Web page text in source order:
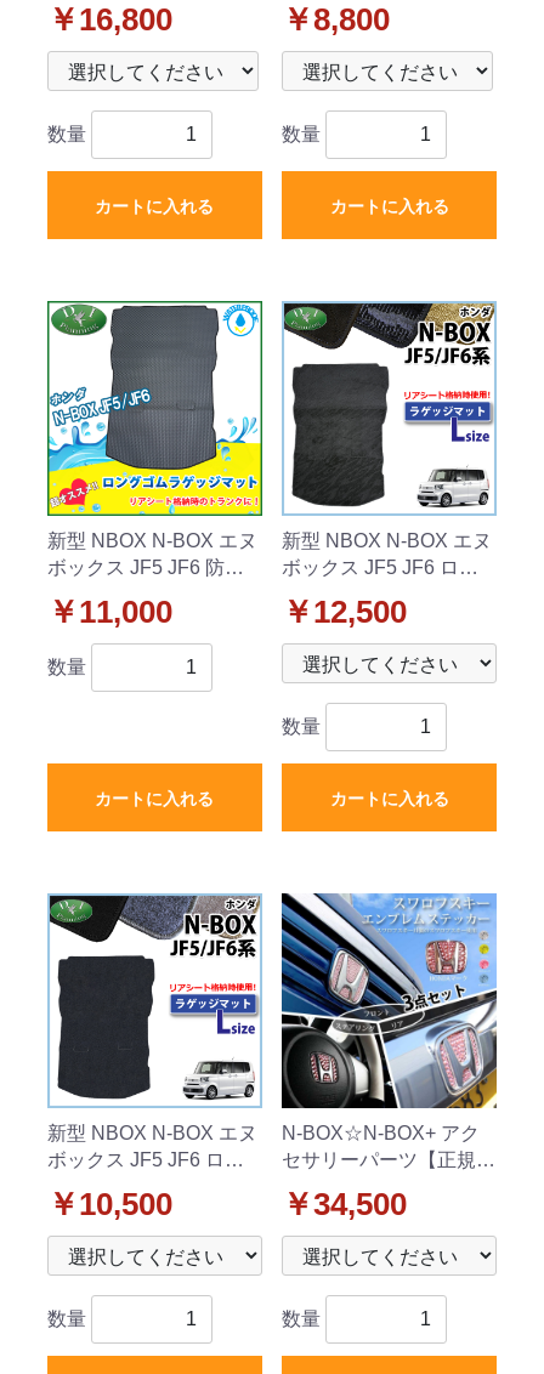
シリーズ 社外新品
￥16,800
数量
カートに入れる
新品
￥8,800
数量
カートに入れる
新型 NBOX N-BOX エヌ
ボックス JF5 JF6 防水
ット ラゲッジマット ラ
バータイプ 社外新品
￥11,000
数量
カートに入れる
新型 NBOX N-BOX エヌ
ボックス JF5 JF6 ロン
ンクマット 織柄シリー
ズ 社外新品
￥12,500
数量
カートに入れる
新型 NBOX N-BOX エヌ
ボックス JF5 JF6 ロン
ンクマット DXシリーズ
社外新品
￥10,500
数量
N-BOX☆N-BOX+ アク
セサリーパーツ【正規
ブレムステッカー【アク
セサリーパーツ3点セッ
ト】
￥34,500
数量